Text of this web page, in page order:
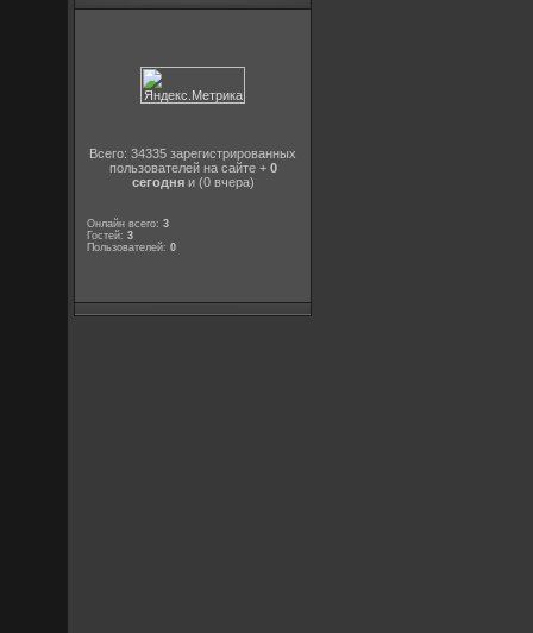
Всего: 34335 зарегистрированных
пользователей на сайте + 0
сегодняи (0 вчера)
Онлайн всего:3
Гостей:3
Пользователей:0